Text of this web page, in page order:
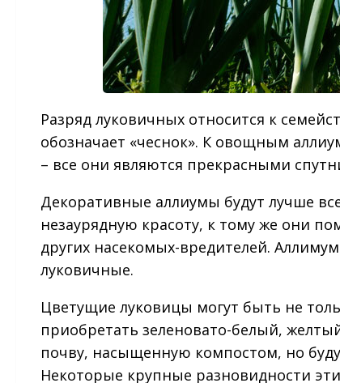
Разряд луковичных относится к
обозначает «чеснок». К овощным
– все они являются прекрасными
Декоративные аллиумы будут лучше
незаурядную красоту, к тому же они
других насекомых-вредителей.
луковичные.
Цветущие луковицы могут быть не
приобретать зеленовато-белый,
почву, насыщенную компостом, но
Некоторые крупные разновидности